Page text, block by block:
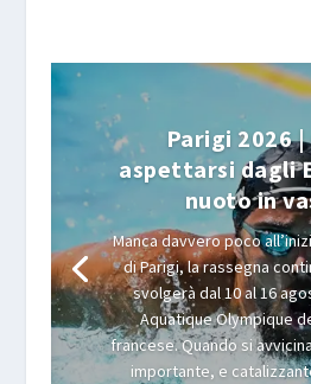
Parigi 2026 |
aspettarsi dagli
nuoto in
Manca davvero poco
di Parigi, la rassegna
svolgerà dal 10 al 16
Aquatique Olympique
francese. Quando si
importante, e